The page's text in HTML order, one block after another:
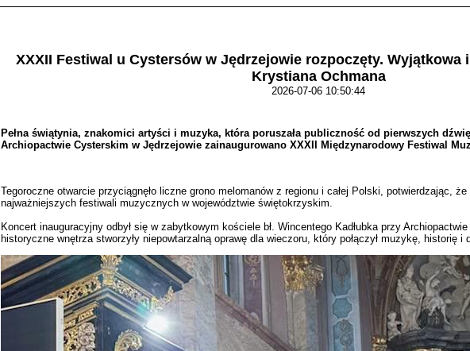
XXXII Festiwal u Cystersów w Jędrzejowie rozpoczęty. Wyjątkowa
Krystiana Ochmana
2026-07-06 10:50:44
Pełna świątynia, znakomici artyści i muzyka, która poruszała publiczność od pierwszych
Archiopactwie Cysterskim w Jędrzejowie zainaugurowano XXXII Międzynarodowy Festiwal
Tegoroczne otwarcie przyciągnęło liczne grono melomanów z regionu i całej Polski, potwierdzając,
najważniejszych festiwali muzycznych w województwie świętokrzyskim.
Koncert inauguracyjny odbył się w zabytkowym kościele bł. Wincentego Kadłubka przy
historyczne wnętrza stworzyły niepowtarzalną oprawę dla wieczoru, który połączył muzykę, historię i